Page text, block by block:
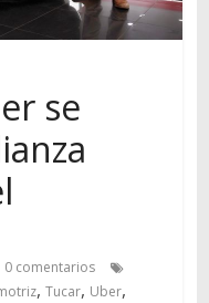
se
0 comentarios
, Tucar, Uber,